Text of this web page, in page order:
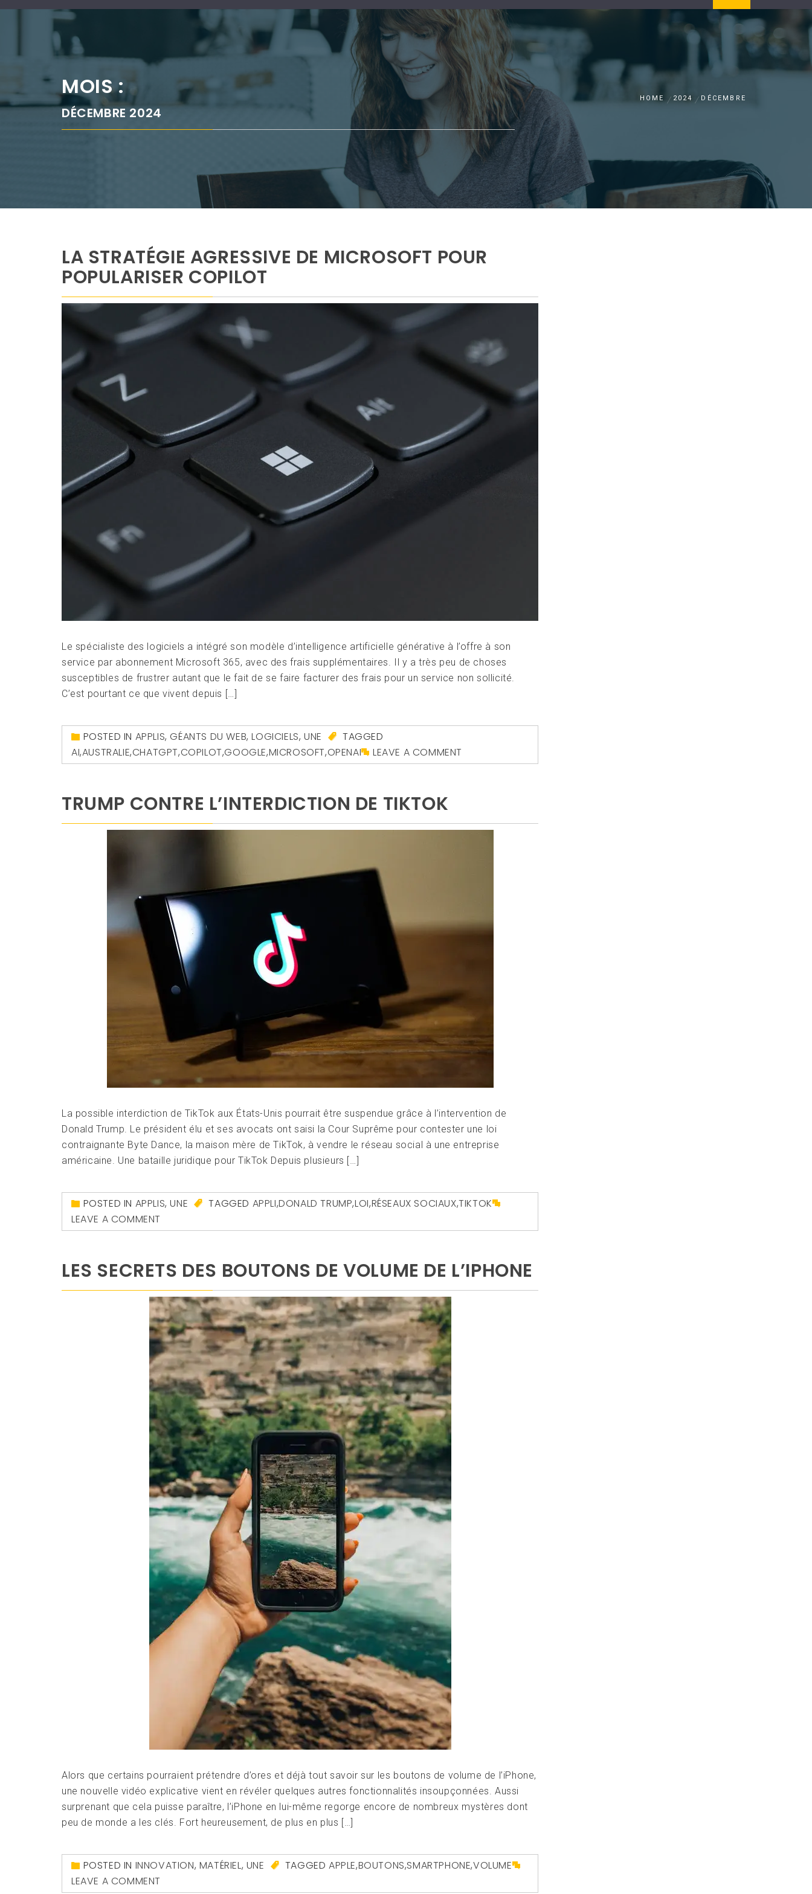
MOIS :
DÉCEMBRE 2024
HOME 2024 DÉCEMBRE
LA STRATÉGIE AGRESSIVE DE MICROSOFT POUR
POPULARISER COPILOT
Le spécialiste des logiciels a intégré son modèle d’intelligence artificielle générative à l’offre à son
service par abonnement Microsoft 365, avec des frais supplémentaires. Il y a très peu de choses
susceptibles de frustrer autant que le fait de se faire facturer des frais pour un service non sollicité.
C’est pourtant ce que vivent depuis […]
POSTED IN APPLIS,GÉANTS DU WEB,LOGICIELS,UNE
TAGGED
AI,AUSTRALIE,CHATGPT,COPILOT,GOOGLE,MICROSOFT,OPENAI LEAVE A COMMENT
TRUMP CONTRE L’INTERDICTION DE TIKTOK
La possible interdiction de TikTok aux États-Unis pourrait être suspendue grâce à l’intervention de
Donald Trump. Le président élu et ses avocats ont saisi la Cour Suprême pour contester une loi
contraignante Byte Dance, la maison mère de TikTok, à vendre le réseau social à une entreprise
américaine. Une bataille juridique pour TikTok Depuis plusieurs […]
POSTED IN APPLIS,UNE TAGGED APPLI,DONALD TRUMP,LOI,RÉSEAUX SOCIAUX,TIKTOK
LEAVE A COMMENT
LES SECRETS DES BOUTONS DE VOLUME DE L’IPHONE
Alors que certains pourraient prétendre d’ores et déjà tout savoir sur les boutons de volume de l’iPhone,
une nouvelle vidéo explicative vient en révéler quelques autres fonctionnalités insoupçonnées. Aussi
surprenant que cela puisse paraître, l’iPhone en lui-même regorge encore de nombreux mystères dont
peu de monde a les clés. Fort heureusement, de plus en plus […]
POSTED IN INNOVATION, MATÉRIEL, UNE TAGGEDAPPLE,BOUTONS,SMARTPHONE,VOLUME
LEAVE A COMMENT